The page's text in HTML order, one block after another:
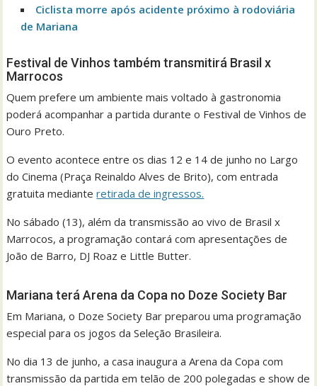
Ciclista morre após acidente próximo à rodoviária
de Mariana
Festival de Vinhos também transmitirá Brasil x
Marrocos
Quem prefere um ambiente mais voltado à gastronomia
poderá acompanhar a partida durante o Festival de Vinhos de
Ouro Preto.
O evento acontece entre os dias 12 e 14 de junho no Largo
do Cinema (Praça Reinaldo Alves de Brito), com entrada
gratuita medianteretirada de ingressos.
No sábado (13), além da transmissão ao vivo de Brasil x
Marrocos, a programação contará com apresentações de
João de Barro, DJ Roaz e Little Butter.
Mariana terá Arena da Copa no Doze Society Bar
Em Mariana, o Doze Society Bar preparou uma programação
especial para os jogos da Seleção Brasileira.
No dia 13 de junho, a casa inaugura a Arena da Copa com
transmissão da partida em telão de 200 polegadas e show de